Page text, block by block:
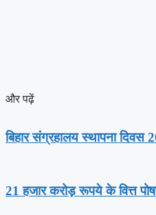
और पढ़ें
बिहार संग्रहालय स्थापना दिवस
21 हजार करोड़ रूपये के वित्त